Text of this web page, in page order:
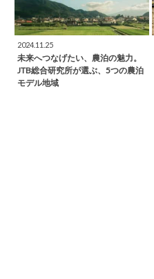
2024.11.25
未来へつなげたい、農泊の魅力。
JTB総合研究所が選ぶ、5つの農泊
モデル地域